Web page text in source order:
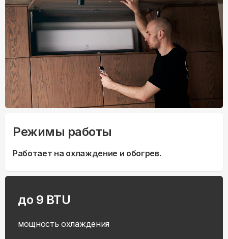
Режимы работы
Работает на охлаждение и обогрев.
до 9 BTU
мощность охлаждения